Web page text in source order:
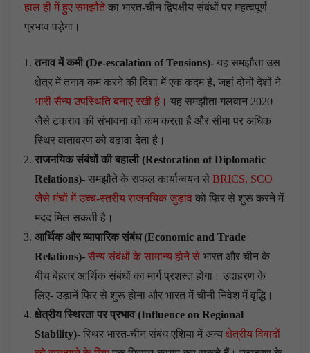
हाल ही में हुए समझौते का भारत-चीन द्विपक्षीय संबंधों पर महत्वपूर्ण
प्रभाव पड़ेगा।
तनाव में कमी (De-escalation of Tensions)- यह समझौता उस
क्षेत्र में तनाव कम करने की दिशा में एक कदम है, जहां दोनों देशों ने
भारी सैन्य उपस्थिति बनाए रखी है। यह समझौता गलवान 2020
जैसे टकराव की संभावना को कम करता है और सीमा पर अधिक
स्थिर वातावरण को बढ़ावा देता है।
राजनयिक संबंधों की बहाली (Restoration of Diplomatic
Relations)- समझौते के सफल कार्यान्वयन से BRICS, SCO
जैसे मंचों में उच्च-स्तरीय राजनयिक जुड़ाव को फिर से शुरू करने में
मदद मिल सकती है।
आर्थिक और व्यापारिक संबंध (Economic and Trade
Relations)- सैन्य संबंधों के सामान्य होने से भारत और चीन के
बीच बेहतर आर्थिक संबंधों का मार्ग प्रशस्त होगा। उदाहरण के
लिए- उड़ानें फिर से शुरू होना और भारत में चीनी निवेश में वृद्धि।
क्षेत्रीय स्थिरता पर प्रभाव (Influence on Regional
Stability)- स्थिर भारत-चीन संबंध एशिया में अन्य क्षेत्रीय विवादों